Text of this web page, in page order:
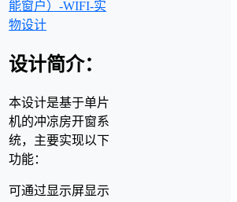
能窗户）-WIFI-实
物设计
设计简介：
本设计是基于单片
机的冲凉房开窗系
统，主要实现以下
功能：
可通过显示屏显示